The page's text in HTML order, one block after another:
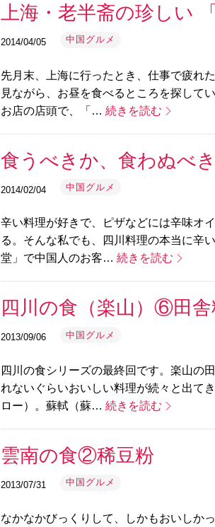
上海・老半斋の珍しい
2014/04/05 中国グルメ
先月末、上海に行ったとき、仕事で疲れ
見ながら、お昼を食べるところを探して
お店の店頭で、「… 続きを読む
食うべきか、食わぬべ
2014/02/04 中国グルメ
辛い料理が好きで、ピザなどには辛味オ
る。そんな私でも、四川料理の本当に辛
堂」で中国人のお客… 続きを読む
四川の食（楽山）⑥田舎
2013/09/06 中国グルメ
四川の食シリーズの最終回です。楽山の
れないぐらいおいしい料理が続々と出て
ロー）。蘇軾（蘇… 続きを読む
雲南の食②稀豆粉
2013/07/31 中国グルメ
なかなかびっくりして、しかもおいしか